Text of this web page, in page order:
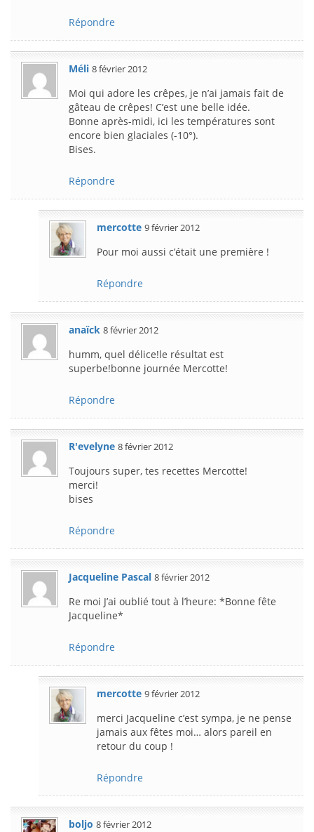
Répondre
Méli 8 février 2012
Moi qui adore les crêpes, je n’ai jamais fait de
gâteau de crêpes! C’est une belle idée.
Bonne après-midi, ici les températures sont
encore bien glaciales (-10°).
Bises.
Répondre
mercotte 9 février 2012
Pour moi aussi c’était une première !
Répondre
anaïck 8 février 2012
humm, quel délice!le résultat est
superbe!bonne journée Mercotte!
Répondre
R'evelyne 8 février 2012
Toujours super, tes recettes Mercotte!
merci!
bises
Répondre
Jacqueline Pascal 8 février 2012
Re moi J’ai oublié tout à l’heure: *Bonne fête
Jacqueline*
Répondre
mercotte 9 février 2012
merci Jacqueline c’est sympa, je ne pense
jamais aux fêtes moi… alors pareil en
retour du coup !
Répondre
boljo 8 février 2012